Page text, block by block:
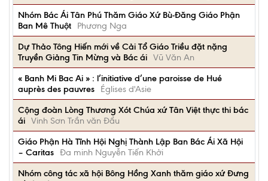
Nhóm Bác Ái Tân Phú Thăm Giáo Xứ Bù-Đăng Giáo Phận
Ban Mê Thuột
Phương Nga
Dự Thảo Tông Hiến mới về Cải Tổ Giáo Triều đặt nặng
Truyền Giảng Tin Mừng và Bác ái Vũ Văn An
« Banh Mi Bac Ai » : l’initiative d’une paroisse de Hué
auprès des pauvres
Églises d'Asie
Cộng đoàn Lòng Thương Xót Chúa xứ Tân Việt thực thi bác
ái Vinh Sơn Trần văn Đẩu
Giáo Phận Hà Tĩnh Hội Nghị Thành Lập Ban Bác Ái Xã Hội
– Caritas Đa minh Nguyễn Tiến Khởi
Nhóm công tác xã hội Bông Hồng Xanh thăm giáo xứ Đưng